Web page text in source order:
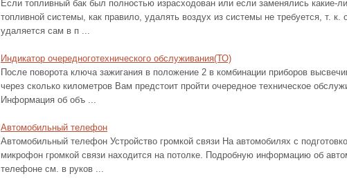
Если топливный бак был полностью израсходован или если заменялись какие-
топливной системы, как правило, удалять воздух из системы не требуется, т. к.
удаляется сам в п ...
Индикатор очередноготехнического обслуживания(ТО)
После поворота ключа зажигания в положение 2 в комбинации приборов
через сколько километров Вам предстоит пройти очередное техническое
Информация об объ ...
Автомобильный телефон
Автомобильный телефон Устройство громкой связи На автомобилях с
микрофон громкой связи находится на потолке. Подробную информацию об
телефоне см. в руков ...